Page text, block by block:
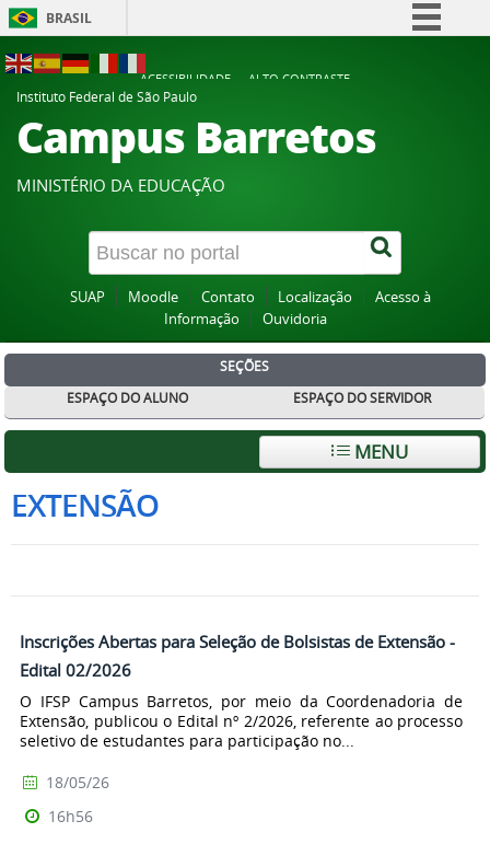
BRASIL
Participe
Acesso à informação
Canais
ACESSIBILIDADE
ALTO CONTRASTE
Instituto Federal de São Paulo
Campus Barretos
MINISTÉRIO DA EDUCAÇÃO
SUAP Moodle Contato Localização
Acesso à
Informação
Ouvidoria
SEÇÕES
ESPAÇO DO ALUNO
ESPAÇO DO SERVIDOR
MENU
EXTENSÃO
Inscrições Abertas para Seleção de Bolsistas de Extensão -
Edital 02/2026
O IFSP Campus Barretos, por meio da Coordenadoria de
Extensão, publicou o Edital nº 2/2026, referente ao processo
seletivo de estudantes para participação no...
18/05/26
16h56